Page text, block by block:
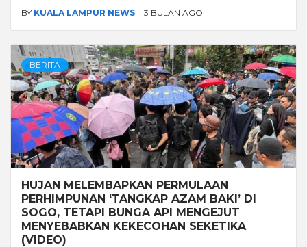
BY KUALA LAMPUR NEWS 3 BULAN AGO
BERITA
HUJAN MELEMBAPKAN PERMULAAN
PERHIMPUNAN ‘TANGKAP AZAM BAKI’ DI
SOGO, TETAPI BUNGA API MENGEJUT
MENYEBABKAN KEKECOHAN SEKETIKA
(VIDEO)